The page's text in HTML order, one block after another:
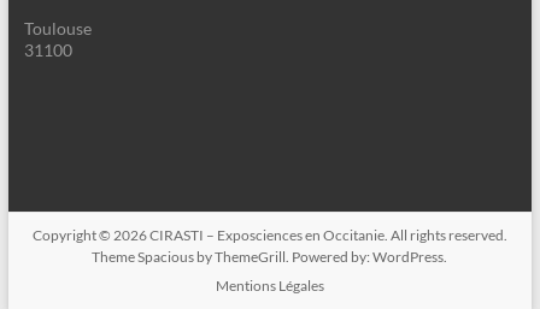
Toulouse
31100
Copyright © 2026CIRASTI – Exposciences en Occitanie. All rights reserved.
ThemeSpacious by ThemeGrill. Powered by:WordPress
Mentions Légales